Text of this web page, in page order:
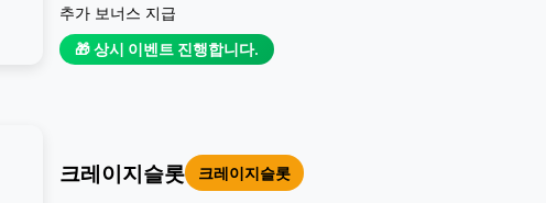
추가 보너스 지급
🎁 상시 이벤트 진행합니다.
크레이지슬롯 크레이지슬롯